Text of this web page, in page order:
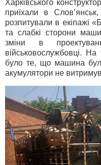
Харківського
приїхали в
розпитували в екіпажі
та слабкі сторони
зміни в
військовослужбовці.
було те, що машина
акумулятори не